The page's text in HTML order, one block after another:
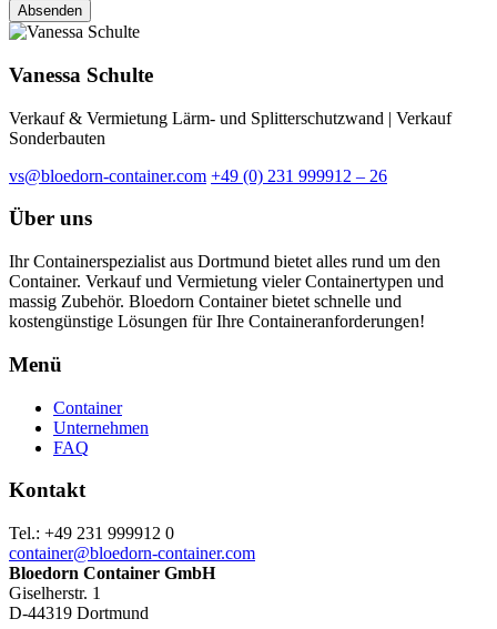
Absenden
Vanessa Schulte
Verkauf & Vermietung Lärm- und Splitterschutzwand | Verkauf
Sonderbauten
vs@bloedorn-container.com +49 (0) 231 999912 – 26
Über uns
Ihr Containerspezialist aus Dortmund bietet alles rund um den
Container. Verkauf und Vermietung vieler Containertypen und
massig Zubehör. Bloedorn Container bietet schnelle und
kostengünstige Lösungen für Ihre Containeranforderungen!
Menü
Container
Unternehmen
FAQ
Kontakt
Tel.: +49 231 999912 0
container@bloedorn-container.com
Bloedorn Container GmbH
Giselherstr. 1
D-44319 Dortmund